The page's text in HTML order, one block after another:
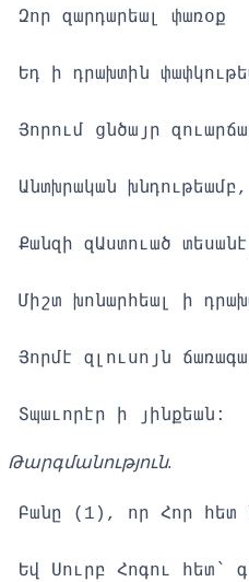
Զոր զարդարեալ փառօք
Եդ ի դրախտին
Յորում ցնծայր
Անտխրական խնդութեամբ,
Քանզի զԱստուած
Միշտ խոնարհեալ ի
Յորմէ զլուսոյն
Տպաւորէր ի յինքեան:
Թարգմանություն.
Բանը (1), որ Հոր հետ
Եվ Սուրբ Հոգու հետ`